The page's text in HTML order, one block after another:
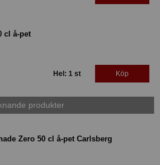
cl å-pet
Hel: 1 st Köp
produkter
Zero 50 cl å-pet Carlsberg